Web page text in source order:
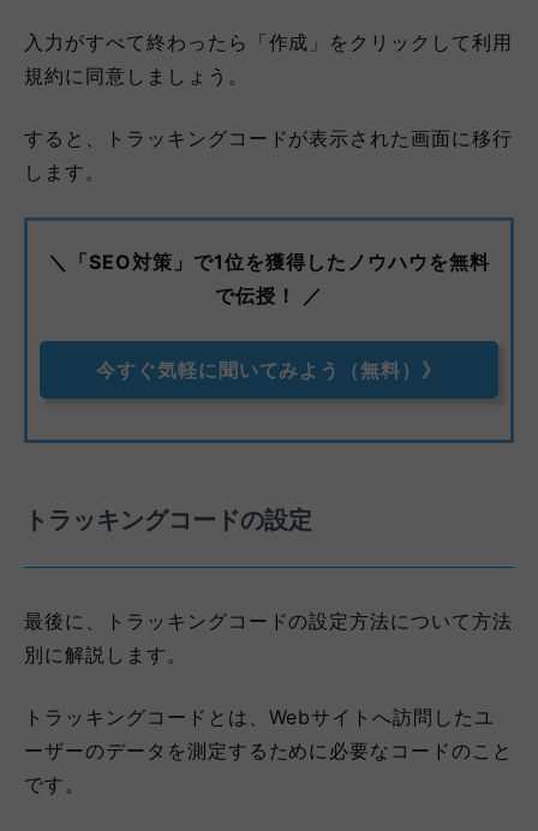
入力がすべて終わったら「作成」をクリックして利用
規約に同意しましょう。
すると、トラッキングコードが表示された画面に移行
します。
＼「SEO対策」で1位を獲得したノウハウを無料
で伝授！ ／
今すぐ気軽に聞いてみよう（無料）》
トラッキングコードの設定
最後に、トラッキングコードの設定方法について方法
別に解説します。
トラッキングコードとは、Webサイトへ訪問したユ
ーザーのデータを測定するために必要なコードのこと
です。